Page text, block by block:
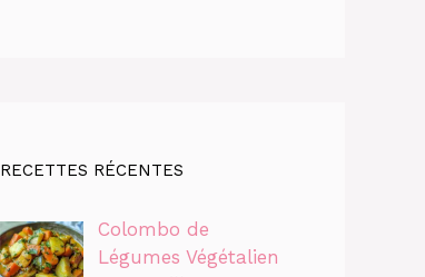
RECETTES RÉCENTES
Colombo de
Légumes Végétalien